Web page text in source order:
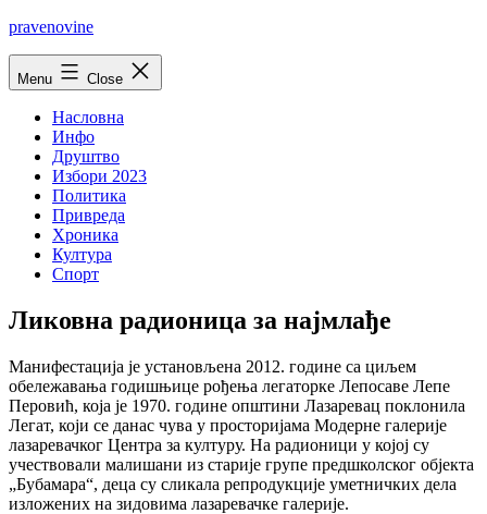
Skip
pravenovine
Menu Close
Насловна
Инфо
Друштво
Избори 2023
Политика
Привреда
Хроника
Култура
Спорт
Ликовна радионица за наjмлађе
Манифестациjа jе установљена 2012. године са циљем
обележавања годишњице рођења легаторке Лепосаве Лепе
Перовић, коjа jе 1970. године општини Лазаревац поклонила
Легат, коjи се данас чува у просториjама Модерне галериjе
лазаревачког Центра за културу. На радионици у коjоj су
учествовали малишани из стариjе групе предшколског обjекта
„Бубамара“, деца су сликала репродукциjе уметничких дела
изложених на зидовима лазаревачке галериjе.